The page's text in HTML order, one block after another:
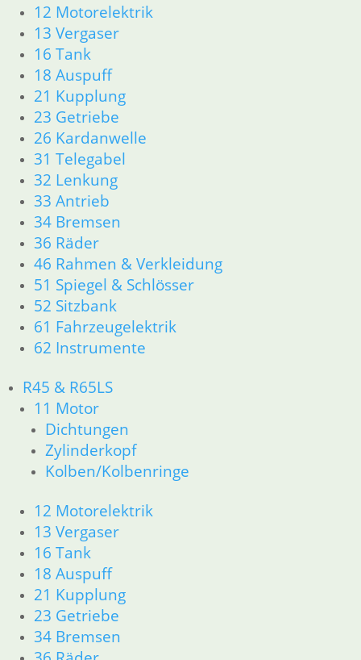
12 Motorelektrik
13 Vergaser
16 Tank
18 Auspuff
21 Kupplung
23 Getriebe
26 Kardanwelle
31 Telegabel
32 Lenkung
33 Antrieb
34 Bremsen
36 Räder
46 Rahmen & Verkleidung
51 Spiegel & Schlösser
52 Sitzbank
61 Fahrzeugelektrik
62 Instrumente
R45 & R65LS
11 Motor
Dichtungen
Zylinderkopf
Kolben/Kolbenringe
12 Motorelektrik
13 Vergaser
16 Tank
18 Auspuff
21 Kupplung
23 Getriebe
34 Bremsen
12 Motorelektrik
13 Vergaser
16 Tank
18 Auspuff
21 Kupplung
23 Getriebe
26 Kardanwelle
31 Telegabel
32 Lenkung
33 Antrieb
34 Bremsen
36 Räder
46 Rahmen & Verkleidung
51 Spiegel & Schlösser
61 Fahrzeugelektrik
62 Instrumente
63 Scheinwerfer
R50/5 – R75/5
11 Motor
Kolben/Kolbenringe
Zylinderkopf
12 Motorelektrik
13 Vergaser
16 Tank
18 Auspuff
23 Getriebe
26 Kardanwelle
31 Telegabel
32 Lenkung
33 Antrieb
34 Bremsen
36 Räder
46 Rahmen & Verkleidung